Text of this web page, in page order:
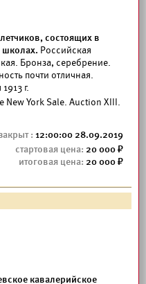
состоящих в
школах. Российская
Бронза, серебрение.
почти отличная.
г.
York Sale. Auction XIII.
12:00:00 28.09.2019
20 000
20 000
кавалерийское